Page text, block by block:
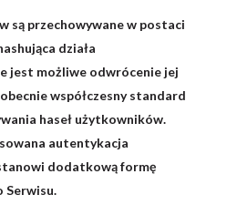
są przechowywane w postaci
działa
jest możliwe odwrócenie jej
współczesny standard
haseł użytkowników.
autentykacja
dodatkową formę
Serwisu.